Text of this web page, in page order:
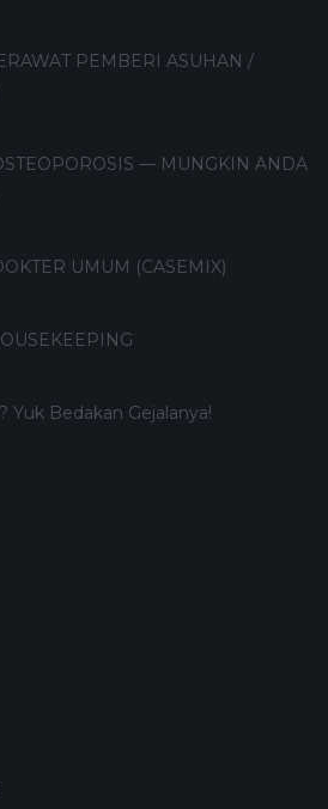
PEMBERI ASUHAN /
— MUNGKIN ANDA
UMUM (CASEMIX)
Yuk Bedakan Gejalanya!